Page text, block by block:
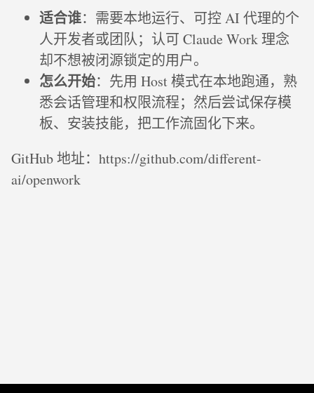
适合谁：需要本地运行、可控 AI 代理的个
人开发者或团队；认可 Claude Work 理念
却不想被闭源锁定的用户。
怎么开始：先用 Host 模式在本地跑通，熟
悉会话管理和权限流程；然后尝试保存模
板、安装技能，把工作流固化下来。
GitHub 地址：https://github.com/different-
ai/openwork